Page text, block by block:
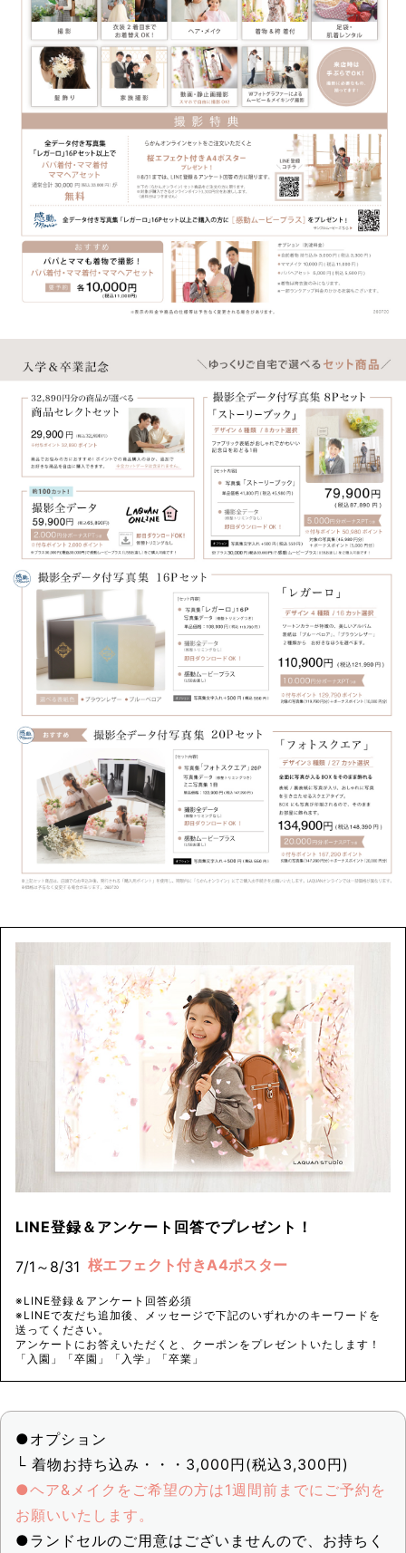
LINE登録＆アンケート回答でプレゼント！
7/1～8/31 桜エフェクト付きA4ポスター
※LINE登録＆アンケート回答必須
※LINEで友だち追加後、メッセージで下記のいずれかのキーワードを
送ってください。
アンケートにお答えいただくと、クーポンをプレゼントいたします！
「入園」「卒園」「入学」「卒業」
●オプション
└ 着物お持ち込み・・・3,000円(税込3,300円)
●ヘア&メイクをご希望の方は1週間前までにご予約を
お願いいたします。
●ランドセルのご用意はございませんので、お持ちく